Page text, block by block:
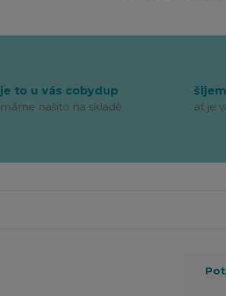
je to u vás cobydup
máme našito na skladě
ať je